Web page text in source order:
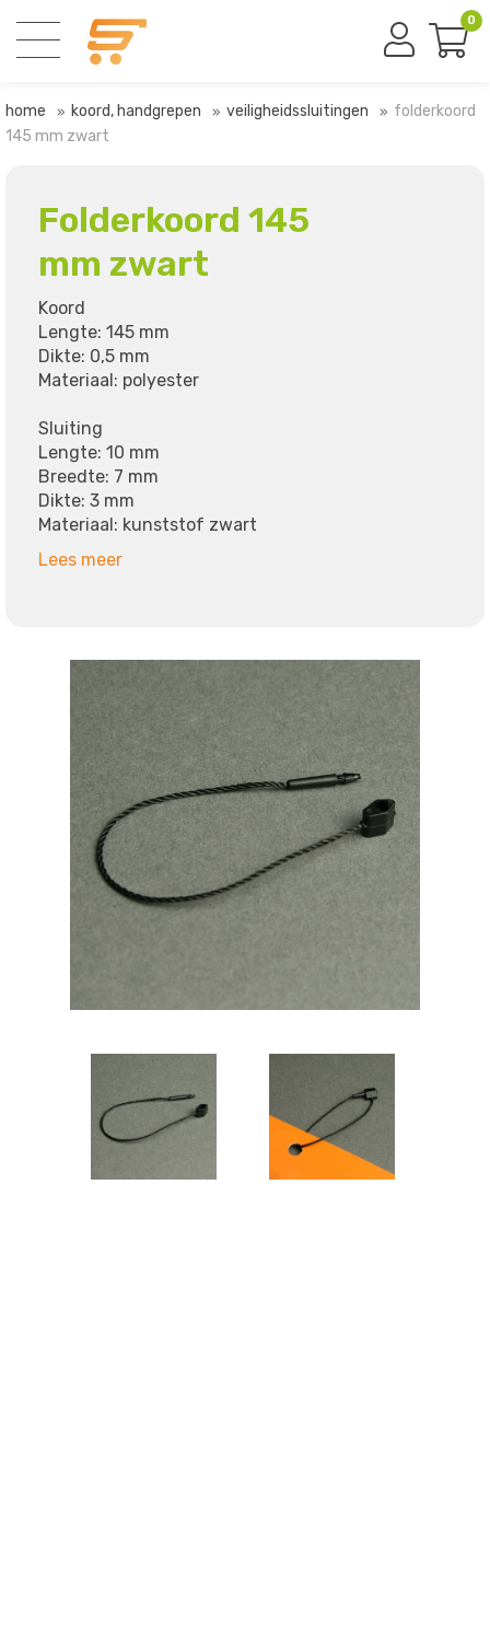
0
home koord, handgrepen veiligheidssluitingen
folderkoord
145 mm zwart
Folderkoord 145
mm zwart
Koord
Lengte: 145 mm
Dikte: 0,5 mm
Materiaal: polyester
Sluiting
Lengte: 10 mm
Breedte: 7 mm
Dikte: 3 mm
Materiaal: kunststof zwart
Lees meer